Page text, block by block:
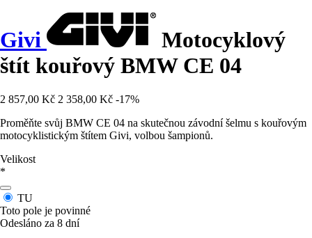
Givi
Motocyklový
štít kouřový BMW CE 04
2 857,00 Kč 2 358,00 Kč -17%
Proměňte svůj BMW CE 04 na skutečnou závodní šelmu s kouřovým
motocyklistickým štítem Givi, volbou šampionů.
Velikost
*
TU
Toto pole je povinné
Odesláno za 8 dní